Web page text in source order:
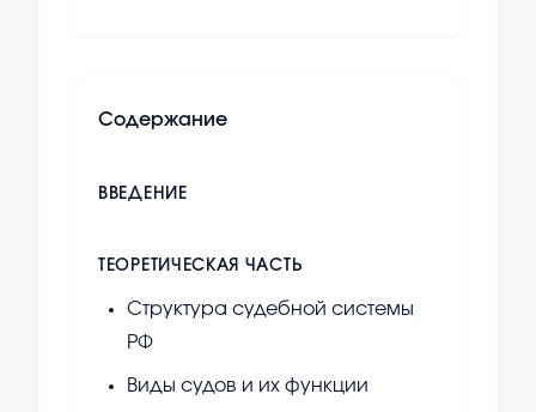
Содержание
ВВЕДЕНИЕ
ТЕОРЕТИЧЕСКАЯ ЧАСТЬ
Структура судебной системы
РФ
Виды судов и их функции